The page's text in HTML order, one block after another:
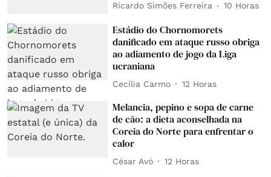
Ricardo Simões Ferreira 10 Horas
Estádio do Chornomorets
danificado em ataque russo obriga
ao adiamento de jogo da Liga
ucraniana
Cecília Carmo 12 Horas
Melancia, pepino e sopa de carne
de cão: a dieta aconselhada na
Coreia do Norte para enfrentar o
calor
César Avó 12 Horas